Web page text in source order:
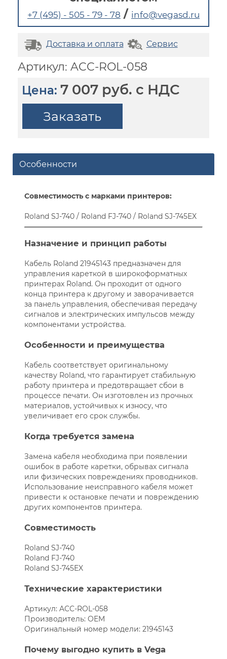
+7 (495) - 505 - 79 - 78 / info@vegasd.ru
Доставка и оплата Сервис
Артикул: ACC-ROL-058
Цена: 7 007 руб. с НДС
Заказать
Особенности
Совместимость с марками принтеров:
Roland SJ-740 / Roland FJ-740 / Roland SJ-745EX
Назначение и принцип работы
Кабель Roland 21945143 предназначен для
управления кареткой в широкоформатных
принтерах Roland. Он проходит от одного
конца принтера к другому и заворачивается
за панель управления, обеспечивая передачу
сигналов и электрических импульсов между
компонентами устройства.
Особенности и преимущества
Кабель соответствует оригинальному
качеству Roland, что гарантирует стабильную
работу принтера и предотвращает сбои в
процессе печати. Он изготовлен из прочных
материалов, устойчивых к износу, что
увеличивает его срок службы.
Когда требуется замена
Замена кабеля необходима при появлении
ошибок в работе каретки, обрывах сигнала
или физических повреждениях проводников.
Использование неисправного кабеля может
привести к остановке печати и повреждению
других компонентов принтера.
Совместимость
Roland SJ-740
Roland FJ-740
Roland SJ-745EX
Технические характеристики
Артикул: ACC-ROL-058
Производитель: OEM
Оригинальный номер модели: 21945143
Почему выгодно купить в Vega